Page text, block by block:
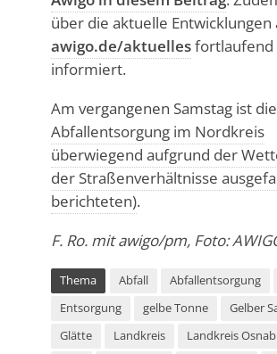
über die aktuelle Entwicklungen
awigo.de/aktuellesfortlaufend
informiert.
Am vergangenen Samstag ist die
Abfallentsorgung im Nordkreis
überwiegend aufgrund der
der Straßenverhältnisse
berichteten).
F. Ro. mit awigo/pm, Foto:
Thema Abfall Abfallentsorgung
Entsorgung
gelbe Tonne
Gelber
Glätte
Landkreis
Landkreis